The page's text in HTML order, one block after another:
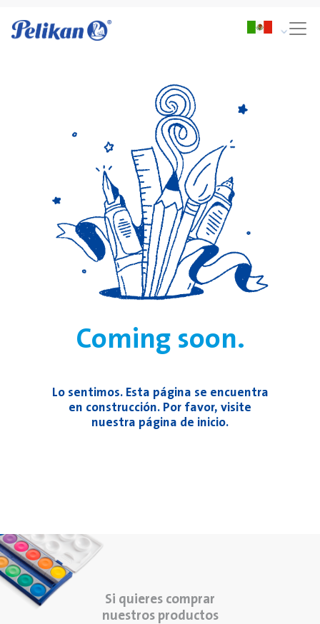
Coming soon.
Lo sentimos. Esta página se encuentra
en construcción. Por favor, visite
nuestra página de inicio.
Si quieres comprar
nuestros productos